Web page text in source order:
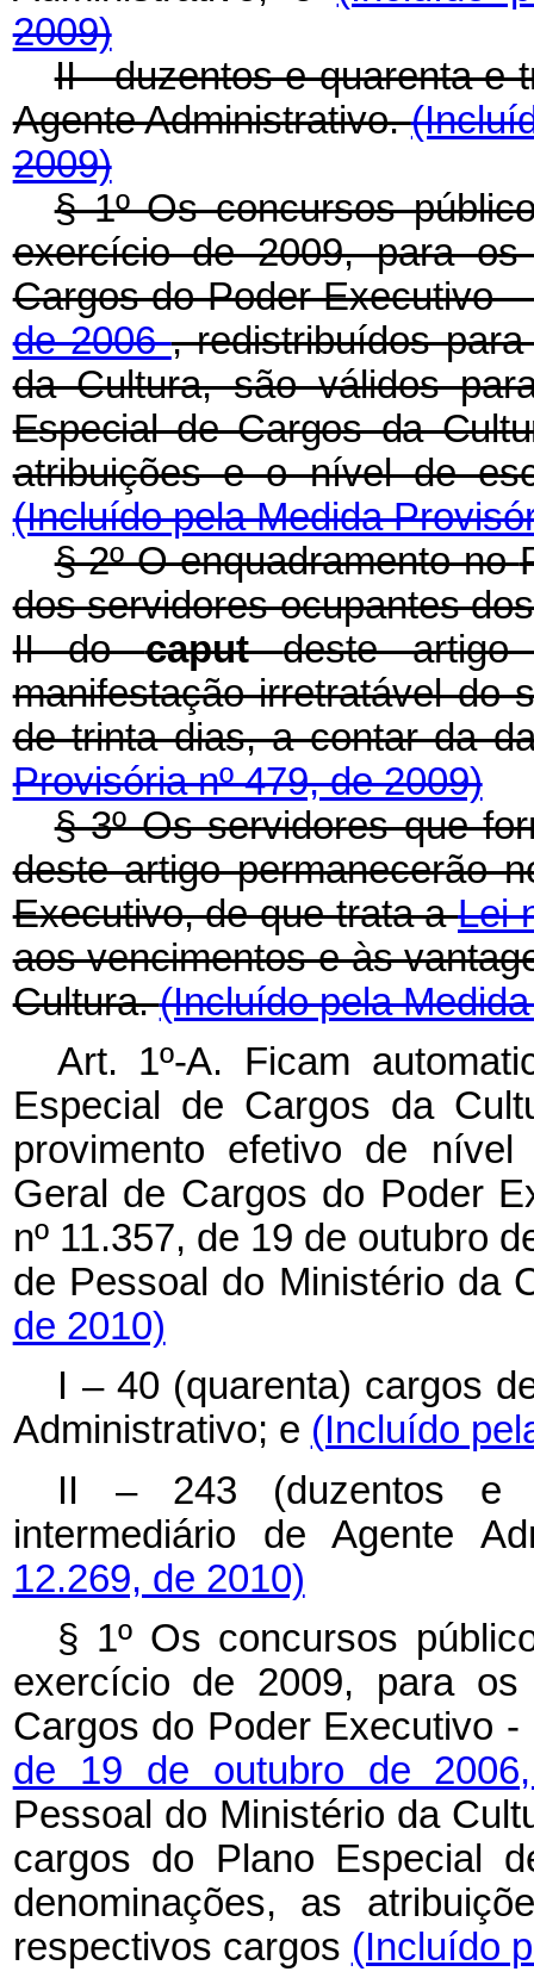
2009)
II - duzentos e quarenta e
Agente Administrativo.
2009)
§ 1º Os concursos
exercício de 2009, para
Cargos do Poder Executivo
de 2006, redistribuídos
da Cultura, são válidos
Especial de Cargos da
atribuições e o nível de
(Incluído pela Medida
§ 2º O enquadramento no
dos servidores ocupantes
II docaputdeste artigo
manifestação irretratável do
de trinta dias, a contar da
Provisória nº 479, de 2009)
§ 3º Os servidores que
deste artigo permanecerão
Executivo, de que trata aLei
aos vencimentos e às
Cultura.(Incluído pela
Art. 1º-A. Ficam
Especial de Cargos da
provimento efetivo de
Geral de Cargos do Poder
nº 11.357, de 19 de outubro
de Pessoal do Ministério da
de 2010)
I – 40 (quarenta) cargos
Administrativo; e (Incluído
II – 243 (duzentos e
intermediário de Agente
12.269, de 2010)
§ 1º Os concursos
exercício de 2009, para
Cargos do Poder Executivo
de 19 de outubro de
Pessoal do Ministério da
cargos do Plano Especial
denominações, as
respectivos cargos (Incluído